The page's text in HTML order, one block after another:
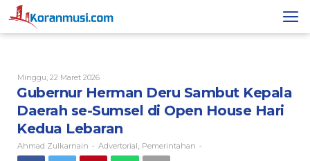
Lewati
ke
konten
Minggu, 22 Maret 2026Oleh
Zulkarnain
Gubernur Herman Deru Sambut Kepala
Daerah se-Sumsel di Open House Hari
Kedua Lebaran
Ahmad Zulkarnain - Advertorial Pemerintahan -